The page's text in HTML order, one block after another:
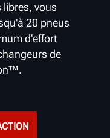
vous
20 pneus
d'effort
de